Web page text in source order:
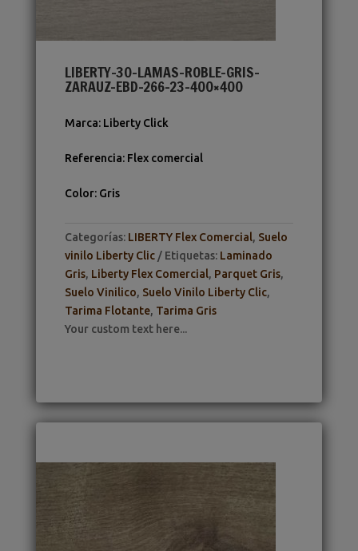
LIBERTY-30-LAMAS-ROBLE-GRIS-
ZARAUZ-EBD-266-23-400×400
Marca: Liberty Click
Referencia: Flex comercial
Color: Gris
Categorías: LIBERTY Flex Comercial, Suelo
vinilo Liberty Clic
Etiquetas: Laminado
Gris, Liberty Flex Comercial, Parquet Gris,
Suelo Vinilico, Suelo Vinilo Liberty Clic,
Tarima Flotante, Tarima Gris
Your custom text here...